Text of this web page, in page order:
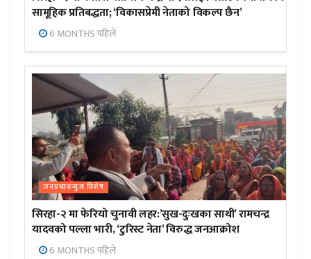
सामूहिक प्रतिबद्धता; ‘विकासप्रेमी नेताको विकल्प छैन’
6 MONTHS पहिले
जनप्रभाबन्युज विशेष
सिरहा-२ मा फेरियो चुनावी लहर:’सुख-दुःखका साथी’ रामचन्द्र
यादवको पल्ला भारी, ‘टुरिस्ट नेता’ विरुद्ध जनआक्रोश
6 MONTHS पहिले